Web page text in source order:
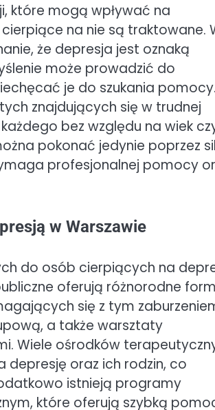
które mogą wpływać na
na nie są traktowane.
że depresja jest oznaką
może prowadzić do
je do szukania pomocy.
znajdujących się w trudnej
bez względu na wiek
pokonać jedynie poprzez
profesjonalnej pomocy
w Warszawie
do osób cierpiących na
oferują różnorodne
się z tym
a także warsztaty
Wiele ośrodków
oraz ich rodzin, co
istnieją programy
które oferują szybką